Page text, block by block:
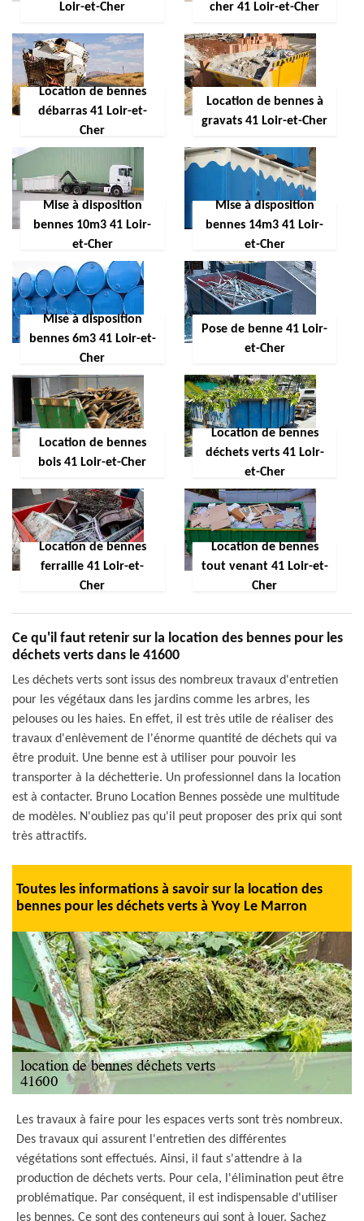
Loir-et-Cher
cher 41 Loir-et-Cher
Location de bennes
débarras 41 Loir-et-
Cher
Location de bennes à
gravats 41 Loir-et-Cher
Mise à disposition
bennes 10m3 41 Loir-
et-Cher
Mise à disposition
bennes 14m3 41 Loir-
et-Cher
Mise à disposition
bennes 6m3 41 Loir-et-
Cher
Pose de benne 41 Loir-
et-Cher
Location de bennes
bois 41 Loir-et-Cher
Location de bennes
déchets verts 41 Loir-
et-Cher
Location de bennes
ferraille 41 Loir-et-
Cher
Location de bennes
tout venant 41 Loir-et-
Cher
Ce qu'il faut retenir sur la location des bennes pour les
déchets verts dans le 41600
Les déchets verts sont issus des nombreux travaux d'entretien
pour les végétaux dans les jardins comme les arbres, les
pelouses ou les haies. En effet, il est très utile de réaliser des
travaux d'enlèvement de l'énorme quantité de déchets qui va
être produit. Une benne est à utiliser pour pouvoir les
transporter à la déchetterie. Un professionnel dans la location
est à contacter. Bruno Location Bennes possède une multitude
de modèles. N'oubliez pas qu'il peut proposer des prix qui sont
très attractifs.
Toutes les informations à savoir sur la location des
bennes pour les déchets verts à Yvoy Le Marron
Les travaux à faire pour les espaces verts sont très nombreux.
Des travaux qui assurent l'entretien des différentes
végétations sont effectués. Ainsi, il faut s'attendre à la
production de déchets verts. Pour cela, l'élimination peut être
problématique. Par conséquent, il est indispensable d'utiliser
les bennes. Ce sont des conteneurs qui sont à louer. Sachez